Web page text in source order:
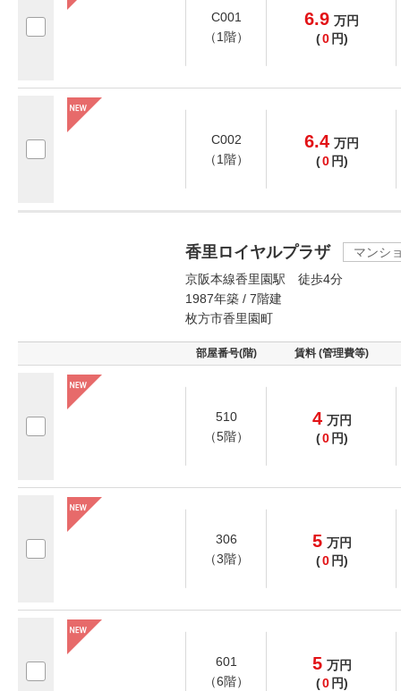
C001
（1階）
6.9 万円
(0 円)
C002
（1階）
6.4 万円
(0 円)
香里ロイヤルプラザ
マンシ
京阪本線香里園駅 徒歩4分
1987年築 / 7階建
枚方市香里園町
部屋番号(階) 賃料 (管理費等)
510
（5階）
4 万円
(0 円)
306
（3階）
5 万円
(0 円)
601
（6階）
5 万円
(0 円)